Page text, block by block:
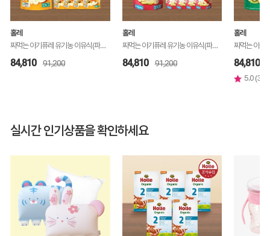
홀레
짜먹는 아기퓨레 유기농 이유식(파우치/과일퓨레) 바나나 라마 24개 세트
84,810 91,200
홀레
짜먹는 아기퓨레 유기농 이유식(파우치/과일퓨레)-애플엔트 24개세트
84,810 91,200
홀레
84,810
5.0 (3건)
실시간 인기상품을 확인하세요